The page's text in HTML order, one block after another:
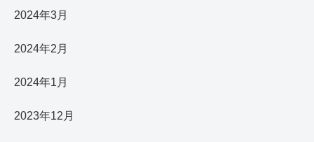
2024年3月
2024年2月
2024年1月
2023年12月